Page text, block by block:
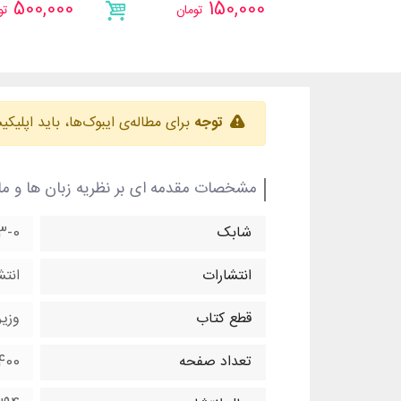
150,000 تومان 500,000
توجه برای مطاله‌ی ایبوک‌ها، باید
مشخصات مقدمه ای بر نظریه زبان ها و
شابک
0
انتشارات
قطع کتاب
تعداد صفحه
400